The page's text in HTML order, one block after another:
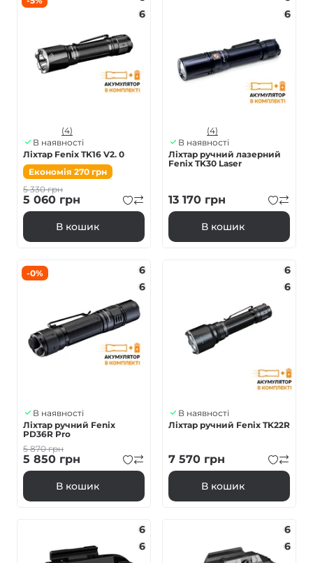
6
(4)
В наявності
Ліхтар Fenix TK16 V2. 0
Економія 270 грн
5 330грн
5 060 грн
В кошик
6
(4)
В наявності
Ліхтар ручний лазерний
Fenix TK30 Laser
13 170 грн
В кошик
-0%
6
6
В наявності
Ліхтар ручний Fenix
PD36R Pro
5 870грн
5 850 грн
В кошик
6
6
В наявності
Ліхтар ручний Fenix TK22R
7 570 грн
В кошик
6
6
6
6